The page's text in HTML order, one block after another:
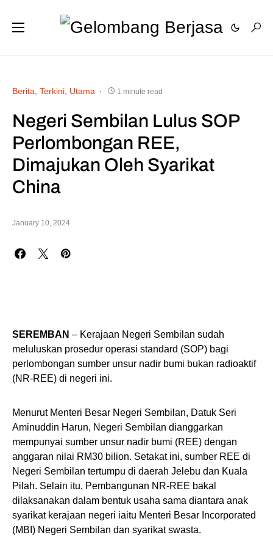
Berita Terkini Utama 1 minute read
Negeri Sembilan Lulus SOP
Perlombongan REE,
Dimajukan Oleh Syarikat
China
January 10, 2024
SEREMBAN – Kerajaan Negeri Sembilan sudah
meluluskan prosedur operasi standard (SOP) bagi
perlombongan sumber unsur nadir bumi bukan radioaktif
(NR-REE) di negeri ini.
Menurut Menteri Besar Negeri Sembilan, Datuk Seri
Aminuddin Harun, Negeri Sembilan dianggarkan
mempunyai sumber unsur nadir bumi (REE) dengan
anggaran nilai RM30 bilion. Setakat ini, sumber REE di
Negeri Sembilan tertumpu di daerah Jelebu dan Kuala
Pilah. Selain itu, Pembangunan NR-REE bakal
dilaksanakan dalam bentuk usaha sama diantara anak
syarikat kerajaan negeri iaitu Menteri Besar Incorporated
(MBI) Negeri Sembilan dan syarikat swasta.